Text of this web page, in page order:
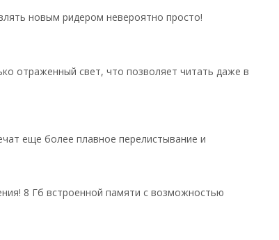
новым ридером невероятно просто!
отраженный свет, что позволяет читать даже в
еще более плавное перелистывание и
8 Гб встроенной памяти с возможностью